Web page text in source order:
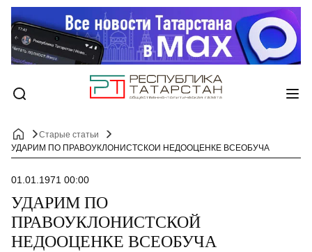
Старые статьи
УДАРИМ ПО ПРАВОУКЛОНИСТСКОЙ НЕДООЦЕНКЕ ВСЕОБУЧА
01.01.1971 00:00
УДАРИМ ПО
ПРАВОУКЛОНИСТСКОЙ
НЕДООЦЕНКЕ ВСЕОБУЧА